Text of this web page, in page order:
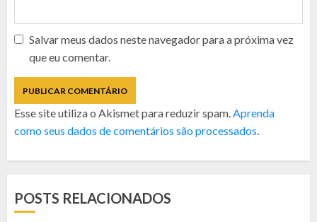
Salvar meus dados neste navegador para a próxima vez
que eu comentar.
Esse site utiliza o Akismet para reduzir spam.Aprenda
como seus dados de comentários são processados.
POSTS RELACIONADOS